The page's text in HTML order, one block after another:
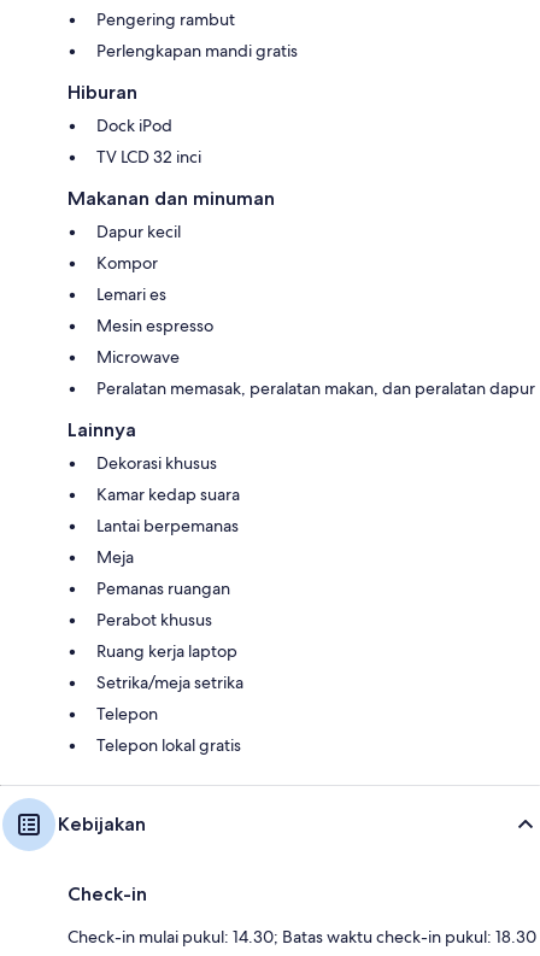
Pengering rambut
Perlengkapan mandi gratis
Hiburan
Dock iPod
TV LCD 32 inci
Makanan dan minuman
Dapur kecil
Kompor
Lemari es
Mesin espresso
Microwave
Peralatan memasak, peralatan makan, dan peralatan dapur
Lainnya
Dekorasi khusus
Kamar kedap suara
Lantai berpemanas
Meja
Pemanas ruangan
Perabot khusus
Ruang kerja laptop
Setrika/meja setrika
Telepon
Telepon lokal gratis
Kebijakan
Check-in
Check-in mulai pukul: 14.30; Batas waktu check-in pukul: 18.30